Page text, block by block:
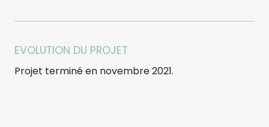
EVOLUTION DU PROJET
Projet terminé en novembre 2021.